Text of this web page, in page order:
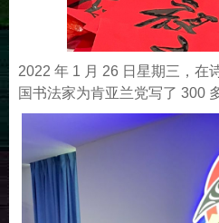
2022 年 1 月 26 日星期三，在
国书法家为肯亚兰党写了 300